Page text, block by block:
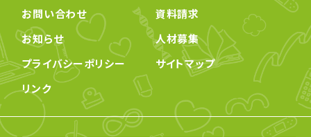
お問い合わせ
資料請求
お知らせ
人材募集
プライバシーポリシー
サイトマップ
リンク